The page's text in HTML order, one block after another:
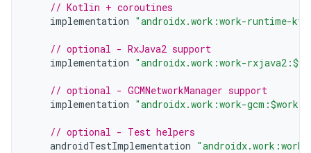
// Kotlin + coroutines
implementation "androidx.work:work-runtime-
// optional - RxJava2 support
implementation "androidx.work:work-
// optional - GCMNetworkManager support
implementation "androidx.work:work-
// optional - Test helpers
androidTestImplementation